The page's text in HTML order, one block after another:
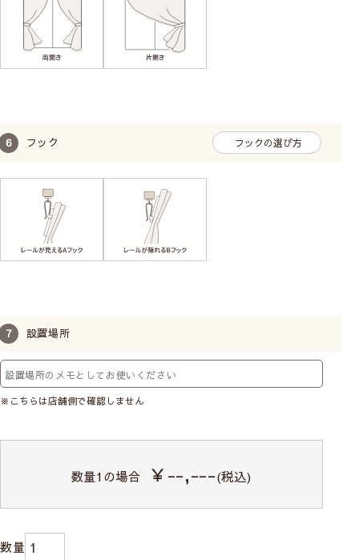
フック フックの選び方
設置場所
※こちらは店舗側で確認しません
数量1の場合 ￥--,---(税込)